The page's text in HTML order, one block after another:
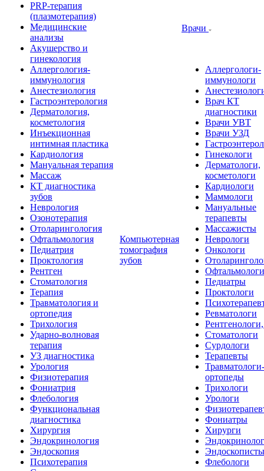
PRP-терапия
(плазмотерапия)
Медицинские
анализы
Акушерство и
гинекология
Аллергология-
иммунология
Анестезиология
Гастроэнтерология
Дерматология,
косметология
Инъекционная
интимная пластика
Кардиология
Мануальная терапия
Массаж
КТ диагностика
зубов
Неврология
Озонотерапия
Отоларингология
Офтальмология
Педиатрия
Проктология
Рентген
Стоматология
Терапия
Травматология и
ортопедия
Трихология
Ударно-волновая
терапия
УЗ диагностика
Урология
Физиотерапия
Фониатрия
Флебология
Функциональная
диагностика
Хирургия
Эндокринология
Эндоскопия
Психотерапия
Компьютерная
томография
зубов
Врачи
Аллергологи-
иммунологи
Врач КТ
диагностики
Врачи УВТ
Врачи УЗД
Гинекологи
Дерматологи,
косметологи
Кардиологи
Маммологи
Мануальные
терапевты
Массажисты
Неврологи
Онкологи
Офтальмологи
Педиатры
Проктологи
Ревматологи
Стоматологи
Сурдологи
Терапевты
Травматологи-
ортопеды
Трихологи
Урологи
Фониатры
Хирурги
Эндоскописты
Флебологи